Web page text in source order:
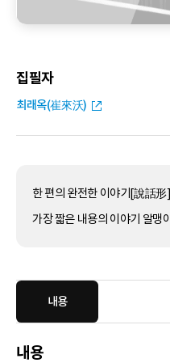
집필자
최래옥(崔來沃)
한 편의 완전한 이야기[說話
가장 짧은 내용의 이야기 알맹
내용
내용